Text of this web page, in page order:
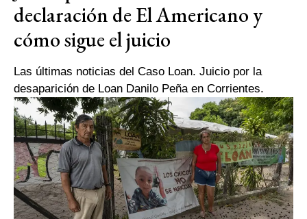
declaración de El Americano y
cómo sigue el juicio
Las últimas noticias del Caso Loan. Juicio por la
desaparición de Loan Danilo Peña en Corrientes.